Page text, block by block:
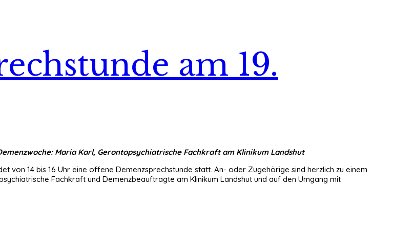
am 19.
Maria Karl, Gerontopsychiatrische Fachkraft am Klinikum Landshut
von 14 bis 16 Uhr eine offene Demenzsprechstunde statt. An- oder Zugehörige sind herzlich zu einem
Fachkraft und Demenzbeauftragte am Klinikum Landshut und auf den Umgang mit